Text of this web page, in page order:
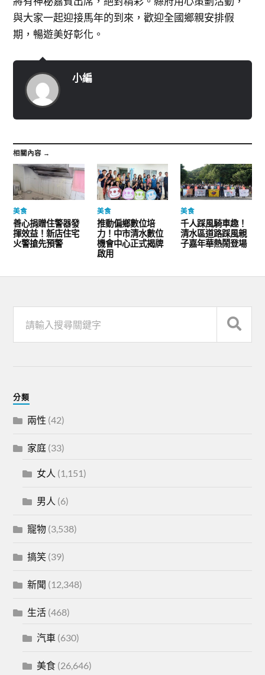
與大家一起迎接馬年的到來，歡迎全國鄉親安排假
期，暢遊美好彰化。
小編
相關內容 →
美食
善心捐贈住警器發
揮效益！新店住宅
火警搶先預警
美食
推動偏鄉數位培
力！中市清水數位
機會中心正式揭牌
啟用
美食
千人踩風騎車趣！
清水區道路踩風親
子嘉年華熱鬧登場
分類
兩性 (42)
家庭 (33)
女人 (1,151)
男人 (6)
寵物 (3,538)
搞笑 (39)
新聞 (12,348)
生活 (468)
汽車 (630)
美食 (26,646)